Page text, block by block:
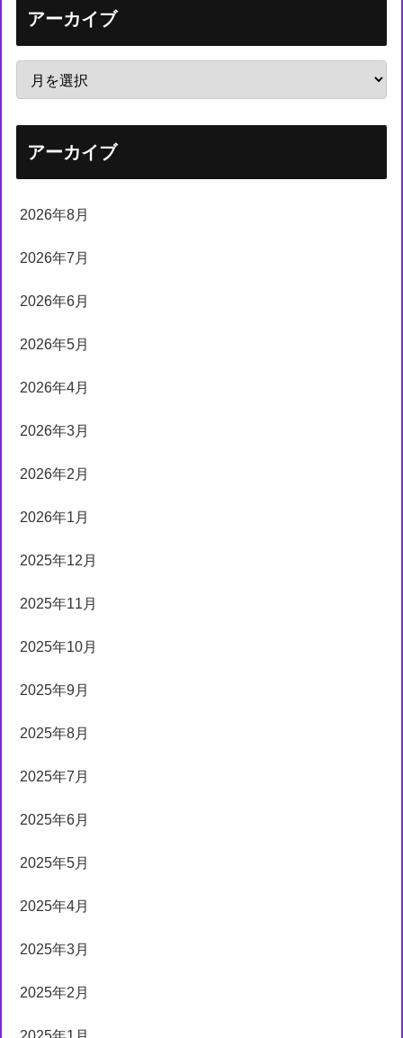
アーカイブ
アーカイブ
2026年8月
2026年7月
2026年6月
2026年5月
2026年4月
2026年3月
2026年2月
2026年1月
2025年12月
2025年11月
2025年10月
2025年9月
2025年8月
2025年7月
2025年6月
2025年5月
2025年4月
2025年3月
2025年2月